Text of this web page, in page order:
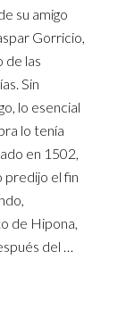
su amigo
Gorricio,
de las
Sin
lo esencial
lo tenía
en 1502,
predijo el fin
de Hipona,
del …